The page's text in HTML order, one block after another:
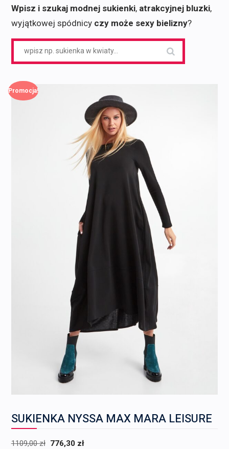
Wpisz i szukaj modnej sukienki, atrakcyjnej bluzki,
wyjątkowej spódnicy czy może sexy bielizny?
Promocja!
SUKIENKA NYSSA MAX MARA LEISURE
1109,00zł Pierwotna
776,30 zł